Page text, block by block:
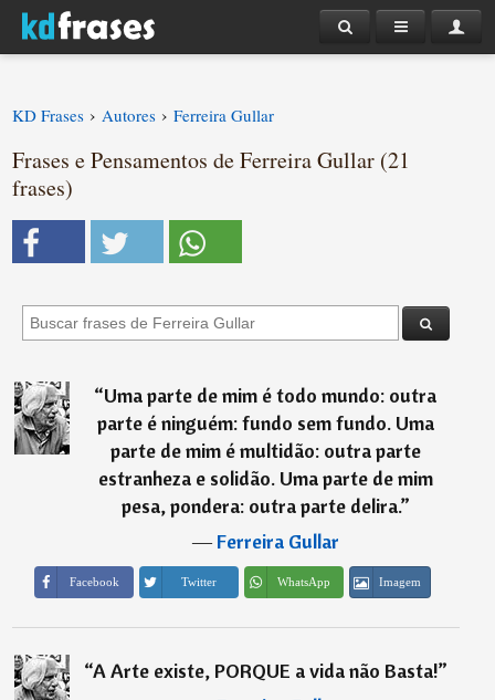
KD Frases › Autores › Ferreira Gullar
Frases e Pensamentos de Ferreira Gullar (21
frases)
“Uma parte de mim é todo mundo: outra
parte é ninguém: fundo sem fundo. Uma
parte de mim é multidão: outra parte
estranheza e solidão. Uma parte de mim
pesa, pondera: outra parte delira.”
―Ferreira Gullar
Facebook Twitter WhatsApp Imagem
“A Arte existe, PORQUE a vida não Basta!”